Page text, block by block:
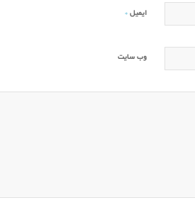
ایمیل *
وب‌ سایت